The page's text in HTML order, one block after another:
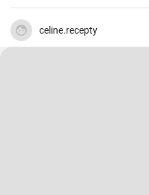
rapide et facile qui plait toujours.
celine.recepty